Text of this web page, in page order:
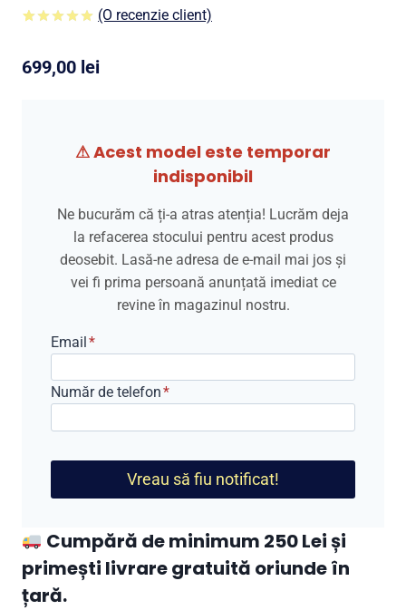
evaluare a
clientului
(O recenzie client)
699,00 lei
⚠ Acest model este temporar
indisponibil
Ne bucurăm că ți-a atras atenția! Lucrăm deja
la refacerea stocului pentru acest produs
deosebit. Lasă-ne adresa de e-mail mai jos și
vei fi prima persoană anunțată imediat ce
revine în magazinul nostru.
Email *
Număr de telefon*
Vreau să fiu notificat!
Cumpără de minimum 250 Lei și
primești livrare gratuită oriunde în
țară.